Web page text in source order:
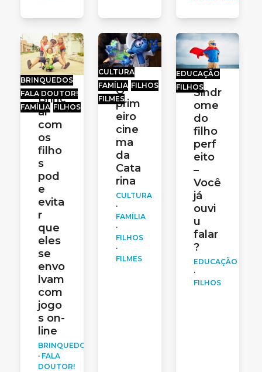
BRINQUEDOS
FALA DOUTOR!
FAMÍLIA FILHOS
Brinc
ar
com
os
filho
s
pod
e
evita
r
que
eles
se
envo
lvam
com
jogo
s on-
line
BRINQUEDOS
· FALA
DOUTOR!
CULTURA
FAMÍLIA FILHOS
FILMES
O
prim
eiro
cine
ma
da
Cata
rina
CULTURA
·
FAMÍLIA
·
FILHOS
·
FILMES
EDUCAÇÃO
FILHOSSindr
ome
do
filho
perf
eito
–
Você
já
ouvi
u
falar
?
EDUCAÇÃO
·
FILHOS